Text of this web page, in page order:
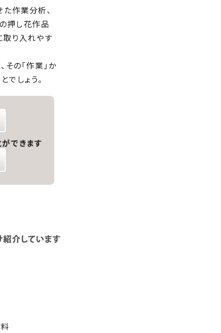
作業分析、
押し花作品
取り入れやす
の「作業」か
でしょう。
できます